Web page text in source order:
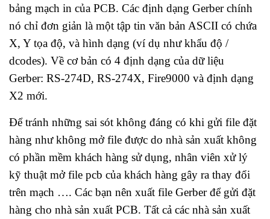
bảng mạch in của PCB. Các định dạng Gerber chính
nó chỉ đơn giản là một tập tin văn bản ASCII có chứa
X, Y tọa độ, và hình dạng (ví dụ như khẩu độ /
dcodes). Về cơ bản có 4 định dạng của dữ liệu
Gerber: RS-274D, RS-274X, Fire9000 và định dạng
X2 mới.
Để tránh những sai sót không đáng có khi gửi file đặt
hàng như không mở file được do nhà sản xuất không
có phần mềm khách hàng sử dụng, nhân viên xử lý
kỹ thuật mở file pcb của khách hàng gây ra thay đổi
trên mạch …. Các bạn nên xuất file Gerber để gửi đặt
hàng cho nhà sản xuất PCB. Tất cả các nhà sản xuất